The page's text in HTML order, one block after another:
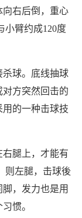
右后倒，重心
小臂约成120度
杀球。底线抽球
方突然回击的
的一种击球技
右腿上，才能有
则左腿，击球後
，发力也是用
惯。